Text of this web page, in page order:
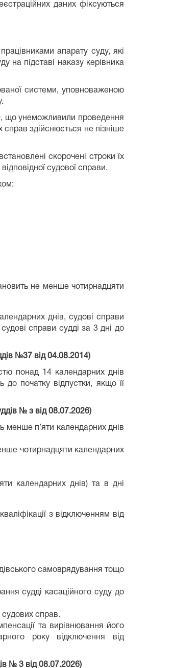
даних фіксуються
апарату суду, які
на підставі наказу керівника
системи, уповноваженою
що унеможливили проведення
справ здійснюється не пізніше
скорочені строки їх
судової справи.
не менше чотирнадцяти
днів, судові справи
справи судді за 3 дні до
понад 14 календарних днів
початку відпустки, якщо її
№ з від 08.07.2026)
менше п’яти календарних днів
чотирнадцяти календарних
календарних днів) та в дні
з відключенням від
самоврядування тощо
судді касаційного суду до
судових справ.
та вирівнювання його
року відключення від
№ 3 від 08.07.2026)